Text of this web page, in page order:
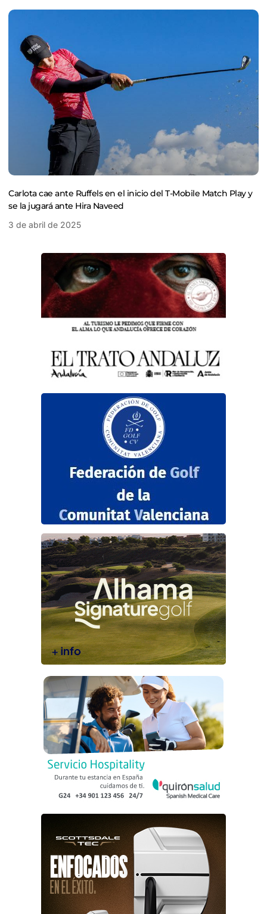
Carlota cae ante Ruffels en el inicio del T-Mobile Match Play y
se la jugará ante Hira Naveed
3 de abril de 2025